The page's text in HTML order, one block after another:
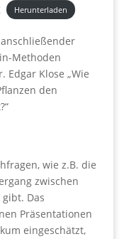
Herunterladen
Methoden
Edgar Klose „Wie
den
wie z.B. die
zwischen
Das
Präsentationen
eingeschätzt,